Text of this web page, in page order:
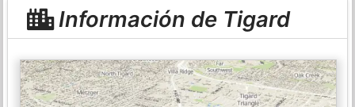
Información de Tigard